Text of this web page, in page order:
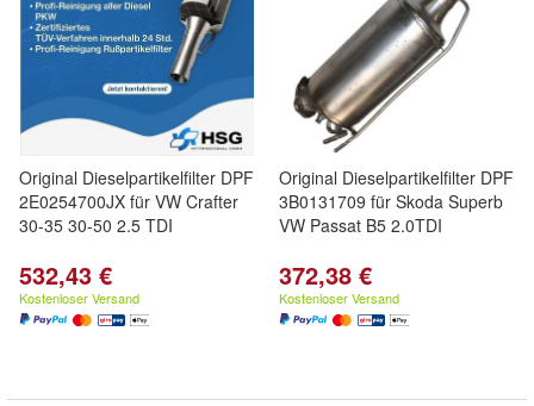
Original Dieselpartikelfilter DPF
2E0254700JX für VW Crafter
30-35 30-50 2.5 TDI
532,43 €
Kostenloser Versand
Original Dieselpartikelfilter DPF
3B0131709 für Skoda Superb
VW Passat B5 2.0TDI
372,38 €
Kostenloser Versand